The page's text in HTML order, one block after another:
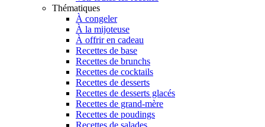
Thématiques
À congeler
À la mijoteuse
À offrir en cadeau
Recettes de base
Recettes de brunchs
Recettes de cocktails
Recettes de desserts
Recettes de desserts glacés
Recettes de grand-mère
Recettes de poudings
Recettes de salades